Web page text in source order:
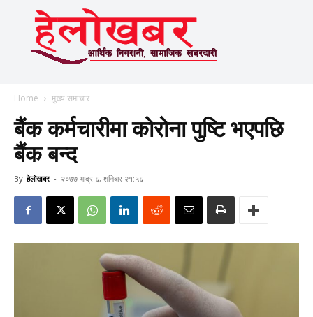
Home मुख्य समाचार
बैंक कर्मचारीमा कोरोना पुष्टि भएपछि
बैंक बन्द
By हेलाेखबर - २०७७ भाद्र ६, शनिबार २१:५६